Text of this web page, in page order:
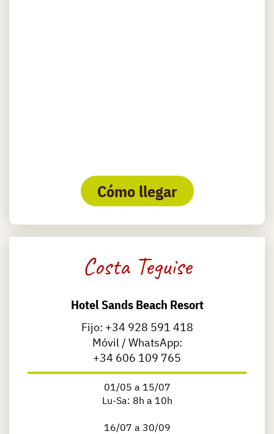
Cómo llegar
Costa Teguise
Hotel Sands Beach Resort
Fijo: +34 928 591 418
Móvil / WhatsApp:
+34 606 109 765
01/05 a 15/07
​Lu-Sa: 8h a 10h
16/07 a 30/09